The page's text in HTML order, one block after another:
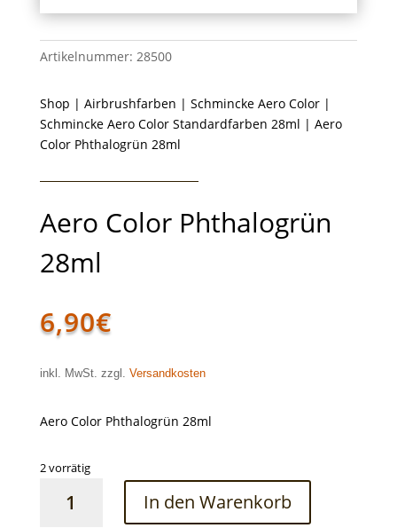
Artikelnummer: 28500
Shop | Airbrushfarben | Schmincke Aero Color|
Schmincke Aero Color Standardfarben 28ml | Aero
Color Phthalogrün 28ml
Aero Color Phthalogrün
28ml
6,90€
inkl. MwSt. zzgl. Versandkosten
Aero Color Phthalogrün 28ml
2 vorrätig
Color
In den Warenkorb